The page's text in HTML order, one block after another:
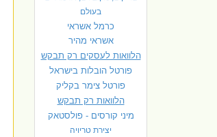
בעולם
כרמל אשראי
אשראי מהיר
הלוואות לעסקים רק תבקש
פורטל הובלות בישראל
פורטל צימר בקליק
הלוואות רק תבקש
מיני קורסים - פולסטאק
יצירת טריויה